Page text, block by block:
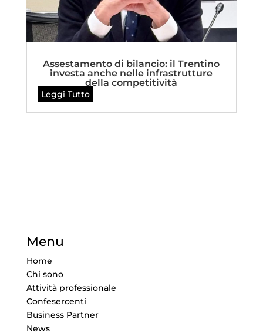
Assestamento di bilancio: il Trentino
investa anche nelle infrastrutture
della competitività
Leggi Tutto
Menu
Home
Chi sono
Attività professionale
Confesercenti
Business Partner
News